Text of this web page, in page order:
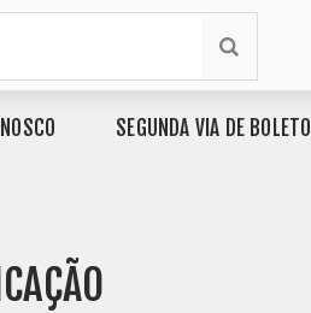
SEGUNDA VIA DE BOLETO